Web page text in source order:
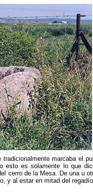
marcaba el
esto es solamente lo que
cerro de la Mesa. De una u
y al estar en mitad del